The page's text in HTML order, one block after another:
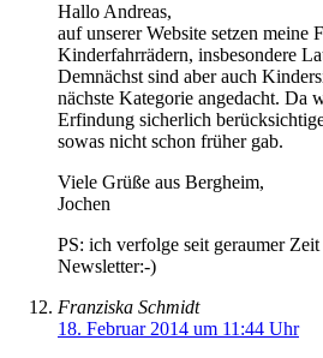
Hallo Andreas,
auf unserer Website setzen meine
Kinderfahrrädern, insbesondere
Demnächst sind aber auch
nächste Kategorie angedacht. Da
Erfindung sicherlich
sowas nicht schon früher gab.
Viele Grüße aus Bergheim,
Jochen
PS: ich verfolge seit geraumer
Newsletter:-)
Franziska Schmidt
18. Februar 2014 um 11:44 Uhr